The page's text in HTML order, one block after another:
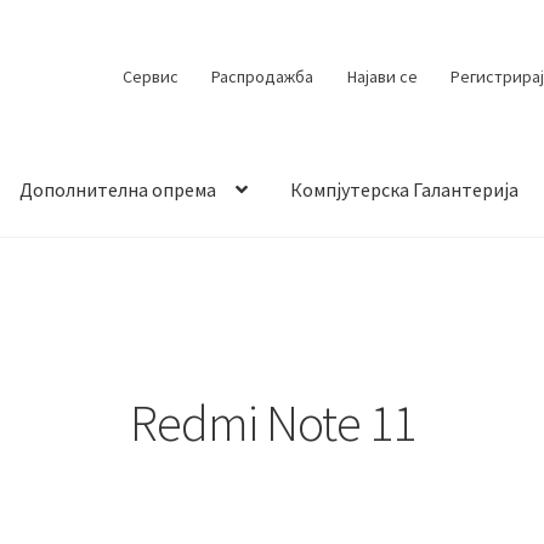
Сервис Распродажба Најави се
Дополнителна опрема Компјутерска Галантерија
Redmi Note 11